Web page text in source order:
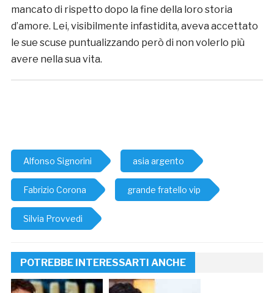
mancato di rispetto dopo la fine della loro storia
d’amore. Lei, visibilmente infastidita, aveva accettato
le sue scuse puntualizzando però di non volerlo più
avere nella sua vita.
Alfonso Signorini asia argento
Fabrizio Corona grande fratello vip
Silvia Provvedi
POTREBBE INTERESSARTI ANCHE